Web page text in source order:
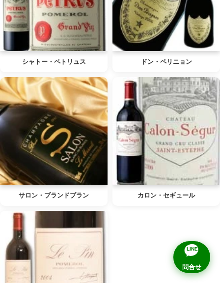
シャトー・ペトリュス ドン・ペリニョン
サロン・ブランドブラン カロン・セギュール
LINE
問合せ